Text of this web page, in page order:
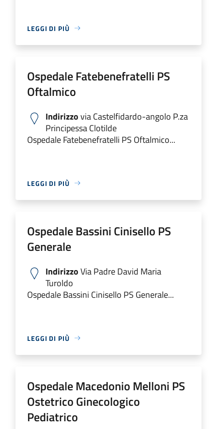
LEGGI DI PIÙ
Ospedale Fatebenefratelli PS
Oftalmico
Indirizzovia Castelfidardo-angolo P.za
Principessa Clotilde
Ospedale Fatebenefratelli PS Oftalmico...
LEGGI DI PIÙ
Ospedale Bassini Cinisello PS
Generale
IndirizzoVia Padre David Maria
Turoldo
Ospedale Bassini Cinisello PS Generale...
LEGGI DI PIÙ
Ospedale Macedonio Melloni PS
Ostetrico Ginecologico
Pediatrico